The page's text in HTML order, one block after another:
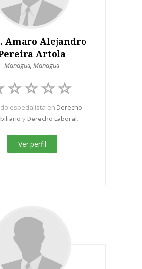
Amaro Alejandro
Artola
Managua, Managua
especialista en Derecho
y Derecho Laboral.
Ver perfil